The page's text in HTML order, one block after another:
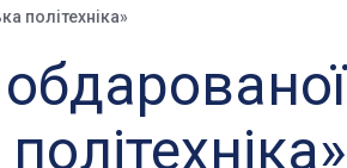
політехніка»